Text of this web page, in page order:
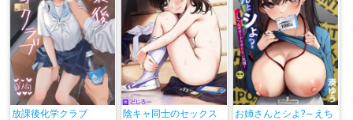
放課後化学クラブ
陰キャ同士のセックス
お姉さんとシよ?～えち